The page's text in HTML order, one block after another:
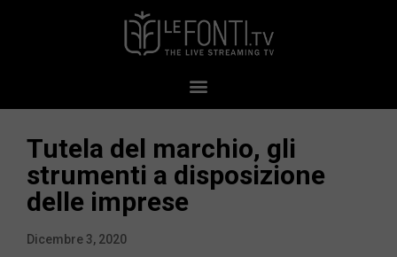
Tutela del marchio, gli
strumenti a disposizione
delle imprese
Dicembre 3, 2020